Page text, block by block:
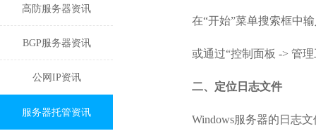
高防服务器资讯
BGP服务器资讯
公网IP资讯
服务器托管资讯
在“开始”菜单搜索框中
或通过“控制面板 -> 管
二、定位日志文件
Windows服务器的日志